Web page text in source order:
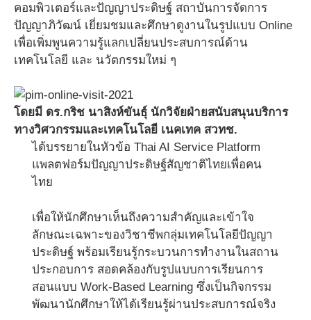
คอมพิวเตอร์และปัญญาประดิษฐ์ สถาบันการจัดการ
ปัญญาภิวัฒน์ เยี่ยมชมและศึกษาดูงานในรูปแบบ Online
เพื่อเพิ่มพูนความรู้แลกเปลี่ยนประสบการณ์ด้าน
เทคโนโลยี และ นวัตกรรมใหม่ ๆ
โดยมี ดร.กริช นาสิงห์ขันธุ์ นักวิจัยฝ่ายสนับสนุนบริการ
ทางวิศวกรรมและเทคโนโลยี เนคเทค สวทช.
ได้บรรยายในหัวข้อ Thai AI Service Platform
แพลตฟอร์มปัญญาประดิษฐ์สัญชาติไทยเพื่อคน
ไทย
เพื่อให้นักศึกษาเห็นถึงความสำคัญและเข้าใจ
ลักษณะเฉพาะของวิชาชีพกลุ่มเทคโนโลยีปัญญา
ประดิษฐ์ พร้อมเรียนรู้กระบวนการทำงานในสถาน
ประกอบการ สอดคล้องกับรูปแบบการเรียนการ
สอนแบบ Work-Based Learning ซึ่งเป็นกิจกรรม
พัฒนานักศึกษาให้ได้เรียนรู้ผ่านประสบการณ์จริง